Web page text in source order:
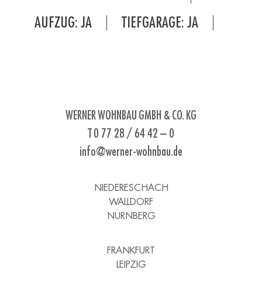
AUFZUG: JA TIEFGARAGE: JA
WERNER WOHNBAU GMBH & CO. KG
T 0 77 28 / 64 42 – 0
info@werner-wohnbau.de
NIEDERESCHACH
WALLDORF
NÜRNBERG
FRANKFURT
LEIPZIG